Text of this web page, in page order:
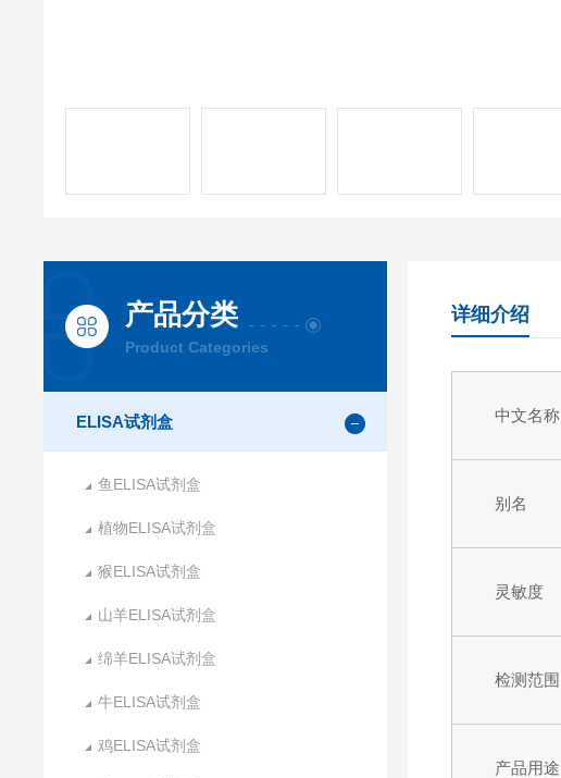
产品分类
Product Categories
ELISA试剂盒
鱼ELISA试剂盒
植物ELISA试剂盒
猴ELISA试剂盒
山羊ELISA试剂盒
绵羊ELISA试剂盒
牛ELISA试剂盒
鸡ELISA试剂盒
详细介绍
中文名称
别名
灵敏度
检测范围
产品用途